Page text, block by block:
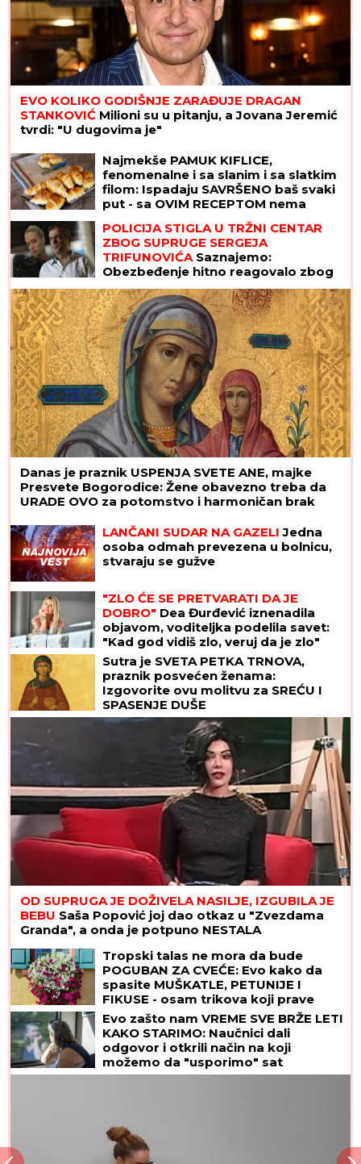
EVO KOLIKO GODIŠNJE ZARAĐUJE DRAGAN
STANKOVIĆ Milioni su u pitanju, a Jovana Jeremić
tvrdi: "U dugovima je"
Najmekše PAMUK KIFLICE,
fenomenalne i sa slanim i sa slatkim
filom: Ispadaju SAVRŠENO baš svaki
put - sa OVIM RECEPTOM nema
POLICIJA STIGLA U TRŽNI CENTAR
ZBOG SUPRUGE SERGEJA
TRIFUNOVIĆASaznajemo:
Obezbeđenje hitno reagovalo zbog
SUMNJE NA KRAĐU, pa joj pisali
krivičnu prijavu
Danas je praznik USPENJA SVETE ANE, majke
Presvete Bogorodice: Žene obavezno treba da
URADE OVO za potomstvo i harmoničan brak
LANČANI SUDAR NA GAZELI Jedna
osoba odmah prevezena u bolnicu,
stvaraju se gužve
"ZLO ĆE SE PRETVARATI DA JE
DOBRO" Dea Đurđević iznenadila
objavom, voditeljka podelila savet:
"Kad god vidiš zlo, veruj da je zlo"
Sutra je SVETA PETKA TRNOVA,
praznik posvećen ženama:
Izgovorite ovu molitvu za SREĆU I
SPASENJE DUŠE
OD SUPRUGA JE DOŽIVELA NASILJE, IZGUBILA JE
BEBU Saša Popović joj dao otkaz u "Zvezdama
Granda", a onda je potpuno NESTALA
Tropski talas ne mora da bude
POGUBAN ZA CVEĆE: Evo kako da
spasite MUŠKATLE, PETUNIJE I
FIKUSE - osam trikova koji prave
čudo
Evo zašto nam VREME SVE BRŽE LETI
KAKO STARIMO: Naučnici dali
odgovor i otkrili način na koji
možemo da "usporimo" sat